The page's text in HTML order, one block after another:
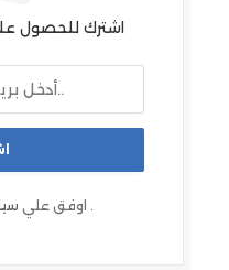
اشترك للحصول
اوفق علي .